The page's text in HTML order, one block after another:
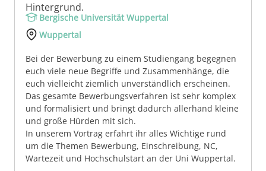
Bergische Universität Wuppertal
Wuppertal
Bei der Bewerbung zu einem Studiengang begegnen
euch viele neue Begriffe und Zusammenhänge, die
euch vielleicht ziemlich unverständlich erscheinen.
Das gesamte Bewerbungsverfahren ist sehr komplex
und formalisiert und bringt dadurch allerhand kleine
und große Hürden mit sich.
In unserem Vortrag erfahrt ihr alles Wichtige rund
um die Themen Bewerbung, Einschreibung, NC,
Wartezeit und Hochschulstart an der Uni Wuppertal.